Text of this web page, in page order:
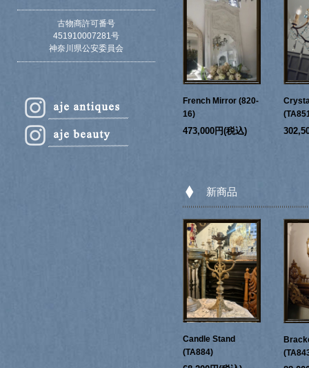
古物商許可番号
451910007281号
神奈川県公安委員会
French Mirror (820-
16)
473,000円(税込)
新商品
Candle Stand
(TA884)